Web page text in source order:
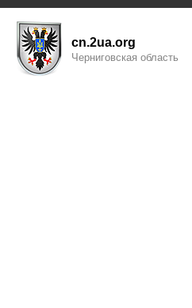
cn.2ua.org
Черниговская область